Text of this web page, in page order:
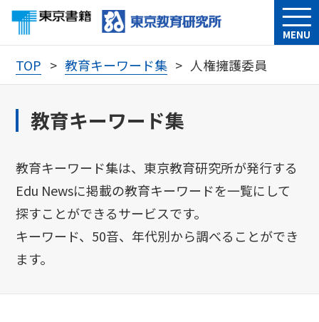
MENU
TOP 教育キーワード集 人権擁護委員
教育キーワード集
教育キーワード集は、東京教育研究所が発行する
Edu Newsに掲載の教育キーワードを一覧にして
探すことができるサービスです。
キーワード、50音、年代別から調べることができ
ます。